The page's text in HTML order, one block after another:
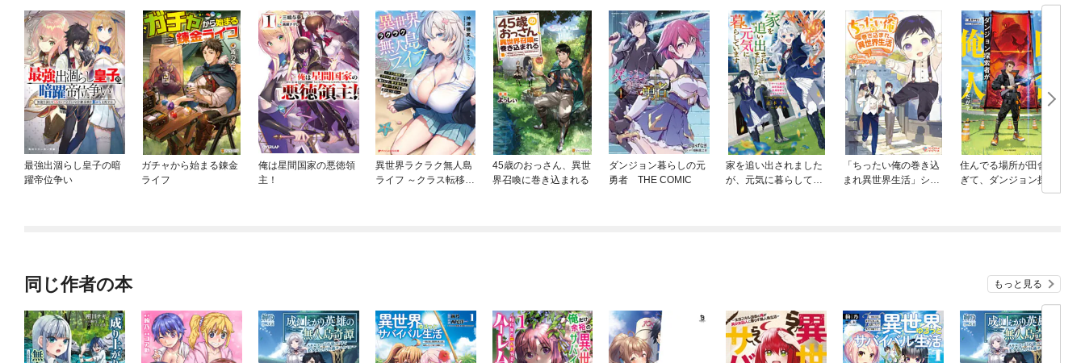
最強出涸らし皇子の暗
躍帝位争い
ガチャから始まる錬金
ライフ
俺は星間国家の悪徳領
主！
異世界ラクラク無人島
ライフ ～クラス転移で
45歳のおっさん、異世
界召喚に巻き込まれる
ダンジョン暮らしの元
勇者 THE COMIC
家を追い出されました
が、元気に暮らしてい
「ちったい俺の巻き込
まれ異世界生活」シリ
住んでる場所が田舎す
ぎて、ダンジョン探索
者が俺一人なんだが？
同じ作者の本 もっと見る